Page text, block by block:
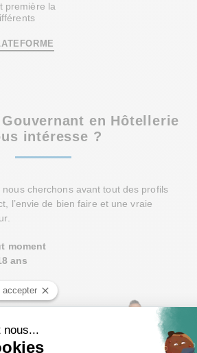
première la
en Hôtellerie
intéresse ?
cherchons avant tout des profils
l’envie de bien faire et une vraie
moment
ans
en